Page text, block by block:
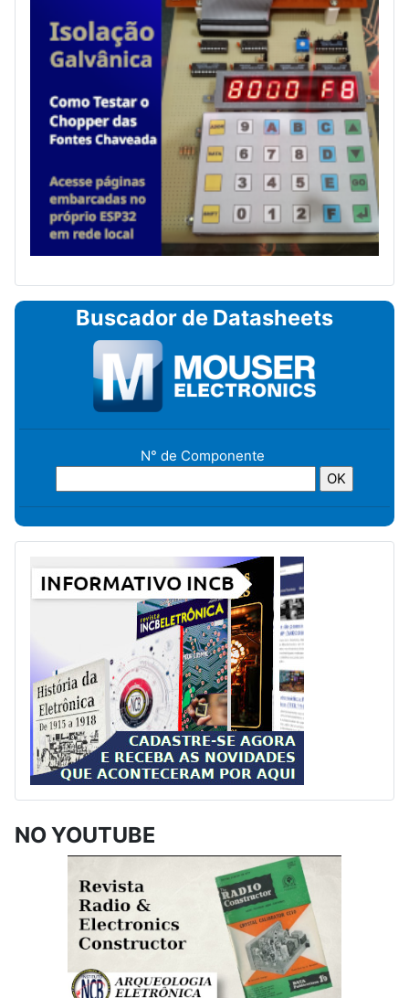
Buscador de Datasheets
N° de Componente
NO YOUTUBE